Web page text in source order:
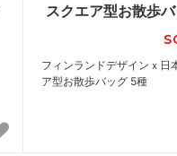
スクエア型お散歩
フィンランドデザインｘ日
ア型お散歩バッグ 5種